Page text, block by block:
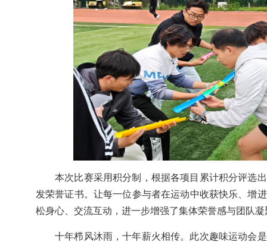
本次比赛采用积分制，根据各项目累计积分评选
发荣誉证书。让每一位参与者在运动中收获快乐、增
松身心、交流互动，进一步增强了集体荣誉感与团队凝
十年栉风沐雨，十年薪火相传。此次趣味运动会